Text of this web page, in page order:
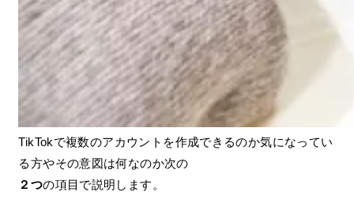
TikTokで複数のアカウントを作成できるのか気になってい
る方やその意図は何なのか次の
２つの項目で説明します。